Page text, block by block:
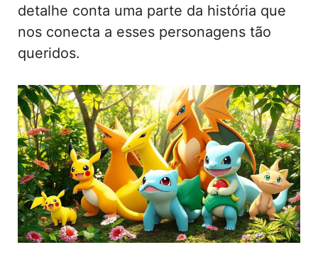
detalhe conta uma parte da história que
nos conecta a esses personagens tão
queridos.